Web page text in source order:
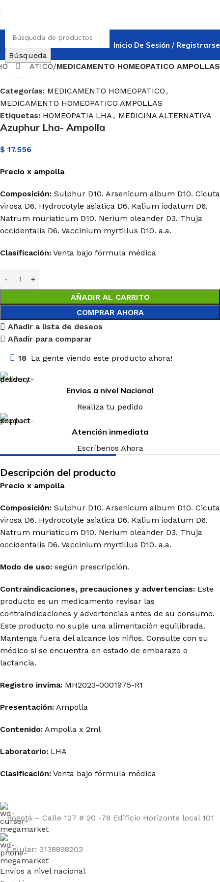
Búsqueda
Inicio De Sesión / Registrarse
MEDICAMENTO HOMEOPATICO AMPOLLAS
Haga Click para agrandar
Categorías: MEDICAMENTO HOMEOPATICO ,
MEDICAMENTO HOMEOPATICO AMPOLLAS
Etiquetas: HOMEOPATIA LHA , MEDICINA ALTERNATIVA
Azuphur Lha- Ampolla
$ 17.556
Precio x ampolla
Composición: Sulphur D10. Arsenicum album D10. Cicuta
virosa D6. Hydrocotyle asiatica D6. Kalium iodatum D6.
Natrum muriaticum D10. Nerium oleander D3. Thuja
occidentalis D6. Vaccinium myrtillus D10. a.a.
Clasificación: Venta bajo fórmula médica
AÑADIR AL CARRITO
COMPRAR AHORA
Añadir a lista de deseos
Añadir para comparar
18 La gente viendo este producto ahora!
Envios a nivel Nacional
Realiza tu pedido
Atención inmediata
Escríbenos Ahora
Descripción del producto
Precio x ampolla
Composición: Sulphur D10. Arsenicum album D10. Cicuta
virosa D6. Hydrocotyle asiatica D6. Kalium iodatum D6.
Natrum muriaticum D10. Nerium oleander D3. Thuja
occidentalis D6. Vaccinium myrtillus D10. a.a.
Modo de uso: según prescripción.
Contraindicaciones, precauciones y advertencias: Este
producto es un medicamento revisar las
contraindicaciones y advertencias antes de su consumo.
Este producto no suple una alimentación equilibrada.
Mantenga fuera del alcance los niños. Consulte con su
médico si se encuentra en estado de embarazo o
lactancia.
Registro invima: MH2023-0001975-R1
Presentación: Ampolla
Contenido: Ampolla x 2ml
Laboratorio: LHA
Clasificación: Venta bajo fórmula médica
Bogotá – Calle 127 # 20 -78 Edificio Horizonte local 101
Celular: 3138898203
Envíos a nivel nacional